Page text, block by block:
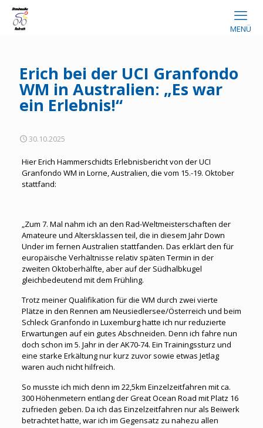
MENÜ
Erich bei der UCI Granfondo
WM in Australien: „Es war
ein Erlebnis!“
30.10.2025
Hier Erich Hammerschidts Erlebnisbericht von der UCI
Granfondo WM in Lorne, Australien, die vom 15.-19. Oktober
stattfand:
„Zum 7. Mal nahm ich an den Rad-Weltmeisterschaften der
Amateure und Altersklassen teil, die in diesem Jahr Down
Under im fernen Australien stattfanden. Das erklärt den für
europäische Verhältnisse relativ späten Termin in der
zweiten Oktoberhälfte, aber auf der Südhalbkugel
gleichbedeutend mit dem Frühling.
Trotz meiner Qualifikation für die WM durch zwei vierte
Plätze in den Rennen am Neusiedlersee/Österreich und beim
Schleck Granfondo in Luxemburg hatte ich nur reduzierte
Erwartungen auf ein gutes Abschneiden. Denn ich fahre nun
doch schon im 5. Jahr in der AK70-74. Ein Trainingssturz und
eine starke Erkältung nur kurz zuvor sowie etwas Jetlag
waren auch nicht hilfreich.
So musste ich mich denn im 22,5km Einzelzeitfahren mit ca.
300 Höhenmetern entlang der Great Ocean Road mit Platz 16
zufrieden geben. Da ich das Einzelzeitfahren nur als Beiwerk
betrachtet hatte, war ich im Gegensatz zu nahezu allen